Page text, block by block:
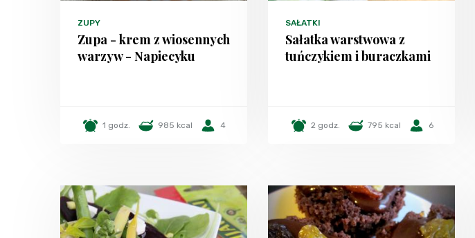
ZUPY
Zupa - krem z wiosennych
warzyw - Napiecyku
1 godz. 985 kcal 4
SAŁATKI
Sałatka warstwowa z
tuńczykiem i buraczkami
2 godz. 795 kcal 6